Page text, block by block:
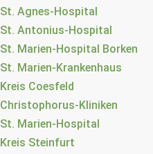
St. Agnes-Hospital
St. Antonius-Hospital
St. Marien-Hospital Borken
St. Marien-Krankenhaus
Kreis Coesfeld
Christophorus-Kliniken
St. Marien-Hospital
Kreis Steinfurt